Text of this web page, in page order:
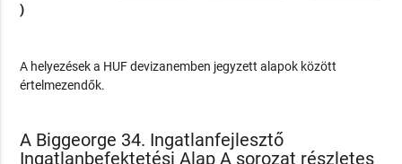
)
A helyezések a HUF devizanemben jegyzett alapok között
értelmezendők.
A Biggeorge 34. Ingatlanfejlesztő
Ingatlanbefektetési Alap A sorozat részletes